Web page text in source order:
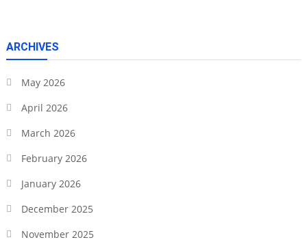
ARCHIVES
May 2026
April 2026
March 2026
February 2026
January 2026
December 2025
November 2025